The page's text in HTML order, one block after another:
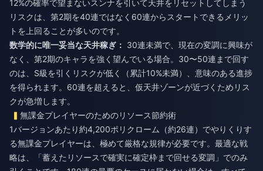
12%の確率で望まないスンナを引いて天井をリセットしてしまう
リスクは、第2期を40連ではなく60連からスタートできるメリッ
トを上回ることが多いのです。
数学的に唯一妥当な天井稼ぎ： 30連未満で、現在の変調に興味が
なく、第2期のキャラを強く望んでいる場合。30〜50連まで回す
のは、S級を引くリスクが低く（累計10%未満）、意味のある進捗
を得られます。60連を超えると、仮天井ゾーンが近づくためリス
クが急増します。
無課金プレイヤーのためのリソース節約術
1バージョンあたり約4,200ポリクローム（約26連）でやりくりす
る無課金プレイヤーは、極めて厳格な規律が必要です。最適な戦
略は、「蓄えたリソースで確実に確定枠まで回せる変調」でのみ